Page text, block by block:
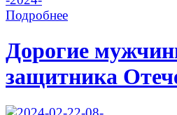
Подробнее
Дорогие
защитника